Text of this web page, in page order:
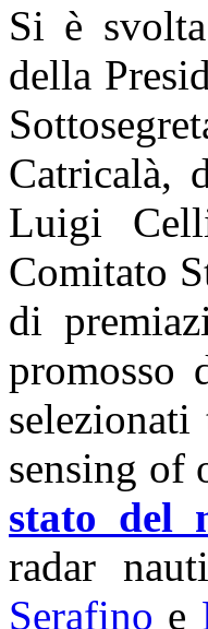
Si è
della
Catricalà,
Luigi
Comitato
di
promosso
sensing of
stato del
radar
Serafino e